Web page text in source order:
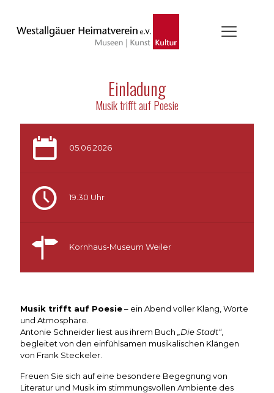
Einladung
Musik trifft auf Poesie
05.06.2026
19.30 Uhr
Kornhaus-Museum Weiler
Musik trifft auf Poesie– ein Abend voller Klang, Worte
und Atmosphäre.
Antonie Schneider liest aus ihrem Buch
„Die Stadt“,
begleitet von den einfühlsamen musikalischen Klängen
von Frank Steckeler.
Freuen Sie sich auf eine besondere Begegnung von
Literatur und Musik im stimmungsvollen Ambiente des